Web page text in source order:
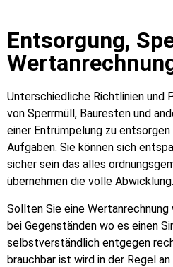
Entsorgung,
Unterschiedliche Richtlinien und
von Sperrmüll, Bauresten und
einer Entrümpelung zu
Aufgaben. Sie können sich
sicher sein das alles
übernehmen die volle Abwicklung.
Sollten Sie eine
bei Gegenständen wo es einen
selbstverständlich entgegen
brauchbar ist wird in der Regel